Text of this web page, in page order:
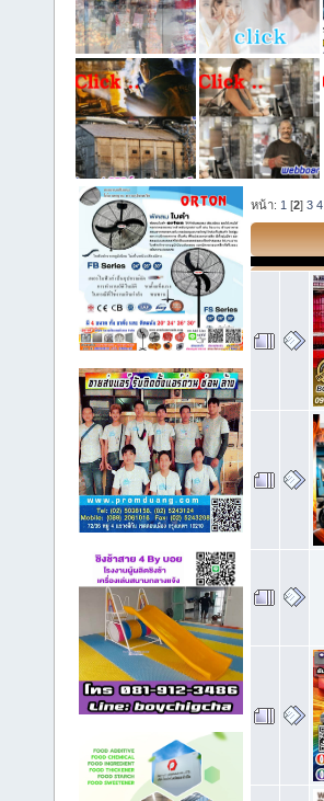
หน้า: 1 [2] 3 4